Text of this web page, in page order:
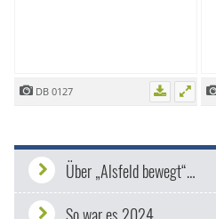
DB 0127
Über „Alsfeld bewegt“…